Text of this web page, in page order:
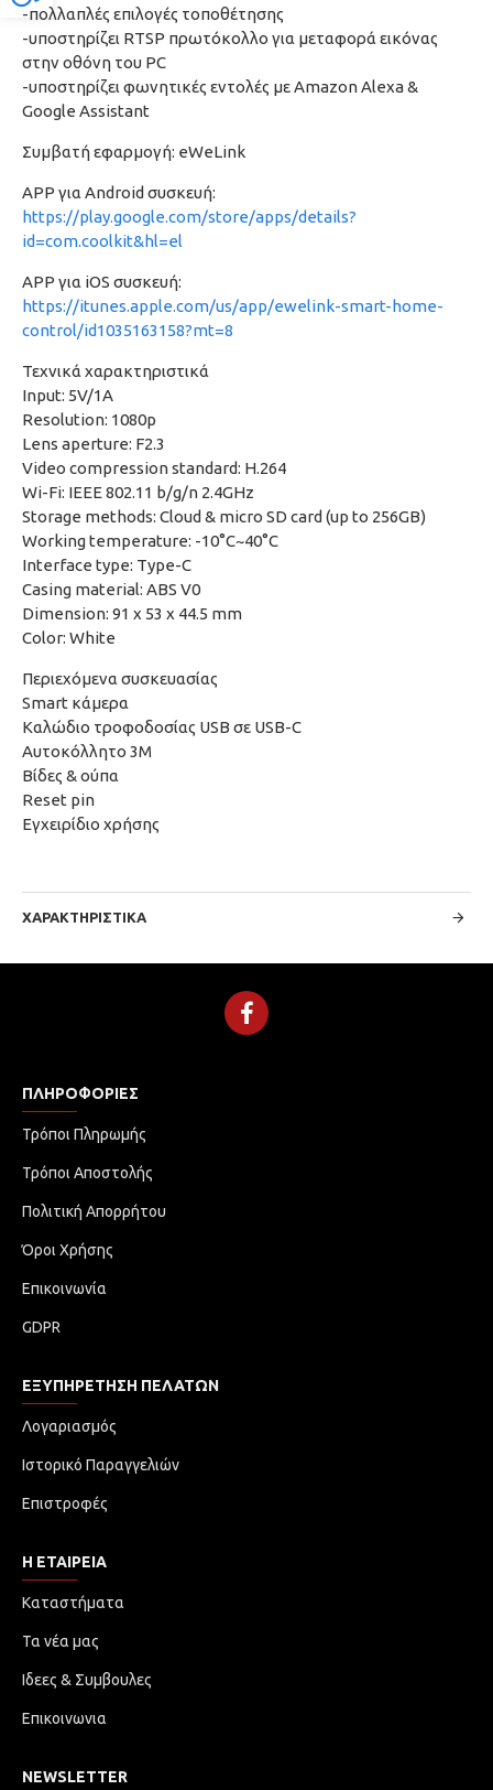
-πολλαπλές επιλογές τοποθέτησης
-υποστηρίζει RTSP πρωτόκολλο για μεταφορά εικόνας
στην οθόνη του PC
-υποστηρίζει φωνητικές εντολές με Amazon Alexa &
Google Assistant
Συμβατή εφαρμογή: eWeLink
APP για Android συσκευή:
https://play.google.com/store/apps/details?
id=com.coolkit&hl=el
APP για iOS συσκευή:
https://itunes.apple.com/us/app/ewelink-smart-home-
control/id1035163158?mt=8
Τεχνικά χαρακτηριστικά
Input: 5V/1A
Resolution: 1080p
Lens aperture: F2.3
Video compression standard: H.264
Wi-Fi: IEEE 802.11 b/g/n 2.4GHz
Storage methods: Cloud & micro SD card (up to 256GB)
Working temperature: -10°C~40°C
Interface type: Type-C
Casing material: ABS V0
Dimension: 91 x 53 x 44.5 mm
Color: White
Περιεχόμενα συσκευασίας
Smart κάμερα
Καλώδιο τροφοδοσίας USB σε USB-C
Αυτοκόλλητο 3M
Βίδες & ούπα
Reset pin
Εγχειρίδιο χρήσης
ΧΑΡΑΚΤΗΡΙΣΤΙΚΆ
ΠΛΗΡΟΦΟΡΊΕΣ
Τρόποι Πληρωμής
Τρόποι Αποστολής
Πολιτική Απορρήτου
Όροι Χρήσης
Επικοινωνία
GDPR
ΕΞΥΠΗΡΈΤΗΣΗ ΠΕΛΑΤΏΝ
Λογαριασμός
Ιστορικό Παραγγελιών
Επιστροφές
Η ΕΤΑΙΡΕΙΑ
Καταστήματα
Τα νέα μας
Ιδεες & Συμβουλες
Επικοινωνια
NEWSLETTER